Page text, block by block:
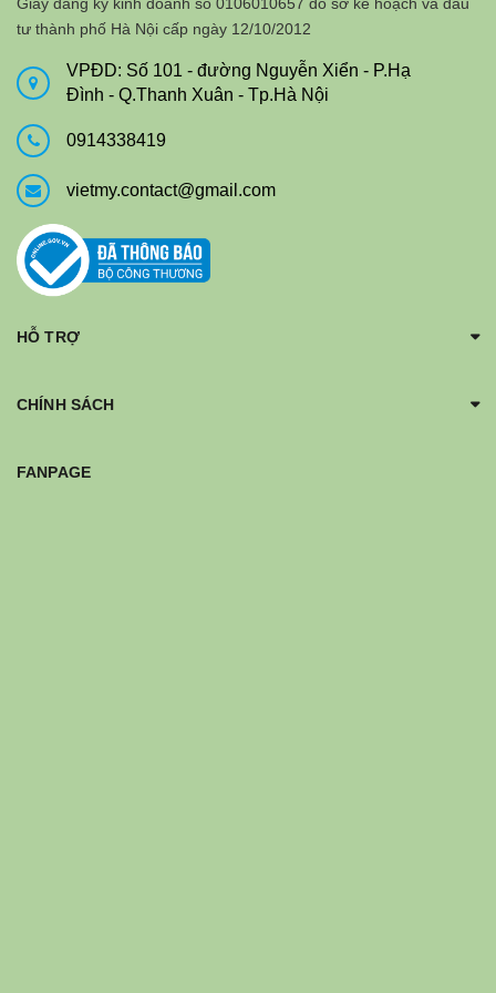
tư thành phố Hà Nội cấp ngày 12/10/2012
VPĐD: Số 101 - đường Nguyễn Xiển - P.Hạ
Đình - Q.Thanh Xuân - Tp.Hà Nội
0914338419
vietmy.contact@gmail.com
HỖ TRỢ
CHÍNH SÁCH
FANPAGE